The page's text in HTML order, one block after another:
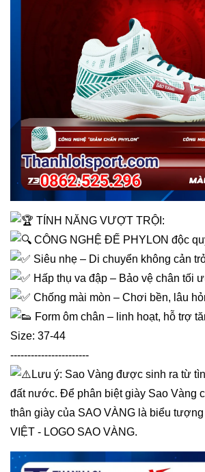
TÍNH NĂNG VƯỢT TRỘI:
CÔNG NGHỆ ĐẾ PHYLON độc
Siêu nhẹ – Di chuyển không cản
Hấp thụ va đập – Bảo vệ chân tối
Chống mài mòn – Chơi bền, lâu
Form ôm chân – linh hoạt, hỗ trợ
Size: 37-44
-----------------------
Lưu ý: Sao Vàng được sinh ra từ
đất nước. Để phân biệt giày Sao Vàng
thân giày của SAO VÀNG là biểu
VIỆT - LOGO SAO VÀNG.